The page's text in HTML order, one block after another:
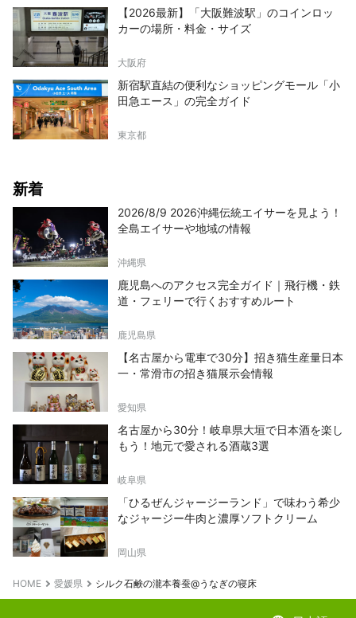
【2026最新】「大阪難波駅」のコインロッ
カーの場所・料金・サイズ
大阪府
新宿駅直結の便利なショッピングモール「小
田急エース」の完全ガイド
東京都
新着
2026/8/9 2026沖縄伝統エイサーを見よう！
全島エイサーや地域の情報
沖縄県
鹿児島へのアクセス完全ガイド｜飛行機・鉄
道・フェリーで行くおすすめルート
鹿児島県
【名古屋から電車で30分】招き猫生産量日本
一・常滑市の招き猫展示会情報
愛知県
名古屋から30分！岐阜県大垣で日本酒を楽し
もう！地元で愛される酒蔵3選
岐阜県
「ひるぜんジャージーランド」で味わう希少
なジャージー牛肉と濃厚ソフトクリーム
岡山県
HOME 愛媛県 シルク石鹸の瀧本養蚕@うなぎの寝床